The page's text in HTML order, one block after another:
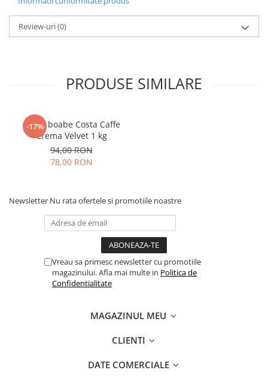
Review-uri(0)
PRODUSE SIMILARE
-17%
Cafea boabe Costa Caffe
Crema Velvet 1 kg
94,00 RON
78,00 RON
Newsletter Nu rata ofertele si promotiile noastre
Vreau sa primesc newsletter cu promotiile
magazinului. Afla mai multe in Politica de
Confidentialitate
MAGAZINUL MEU
CLIENTI
DATE COMERCIALE